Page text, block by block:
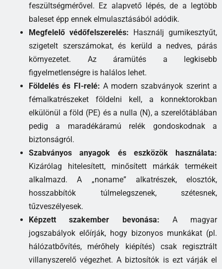
feszültségmérővel. Ez alapvető lépés, de a legtöbb
baleset épp ennek elmulasztásából adódik.
Megfelelő védőfelszerelés: Használj gumikesztyűt,
szigetelt szerszámokat, és kerüld a nedves, párás
környezetet. Az áramütés a legkisebb
figyelmetlenségre is halálos lehet.
Földelés és FI-relé: A modern szabványok szerint a
fémalkatrészeket földelni kell, a konnektorokban
elkülönül a föld (PE) és a nulla (N), a szerelőtáblában
pedig a maradékáramú relék gondoskodnak a
biztonságról.
Szabványos anyagok és eszközök használata:
Kizárólag hitelesített, minősített márkák termékeit
alkalmazd. A „noname” alkatrészek, elosztók,
hosszabbítók túlmelegszenek, szétesnek,
tűzveszélyesek.
Képzett szakember bevonása: A magyar
jogszabályok előírják, hogy bizonyos munkákat (pl.
hálózatbővítés, mérőhely kiépítés) csak regisztrált
villanyszerelő végezhet. A biztosítók is ezt várják el